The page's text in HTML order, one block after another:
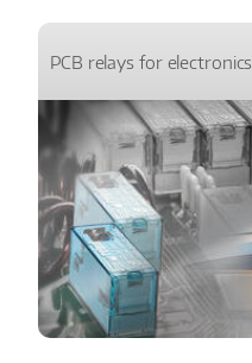
PCB relays for electronics